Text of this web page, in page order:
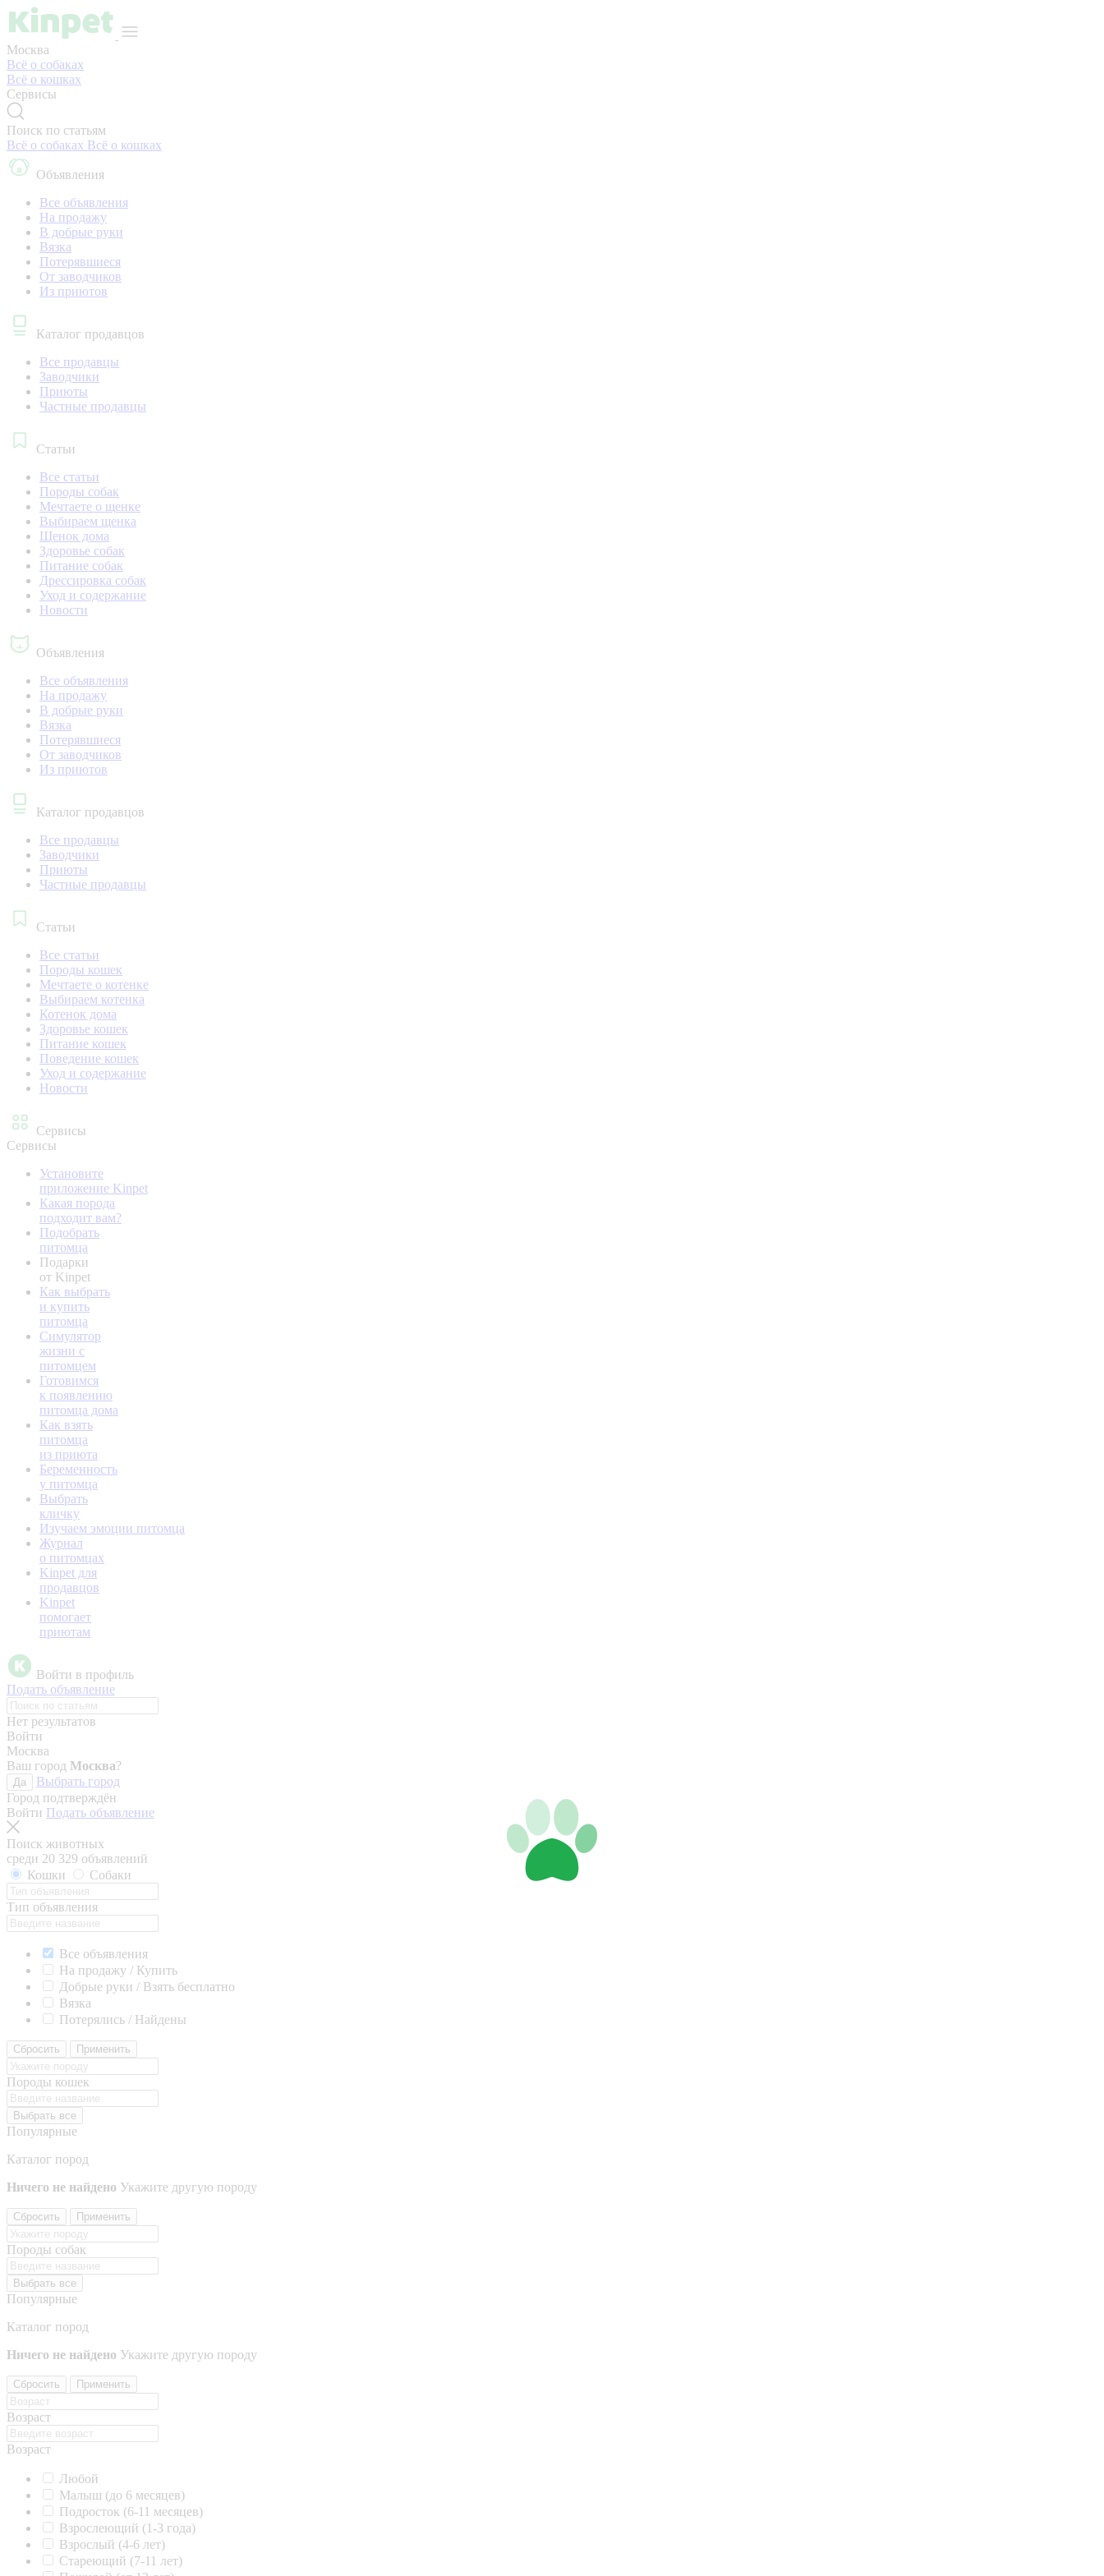
Москва
Всё о собаках
Всё о кошках
Сервисы
Поиск по статьям
Всё о собаках Всё о кошках
Объявления
Все объявления
На продажу
В добрые руки
Вязка
Потерявшиеся
От заводчиков
Из приютов
Каталог продавцов
Все продавцы
Заводчики
Приюты
Частные продавцы
Статьи
Все статьи
Породы собак
Мечтаете о щенке
Выбираем щенка
Щенок дома
Здоровье собак
Питание собак
Дрессировка собак
Уход и содержание
Новости
Объявления
Все объявления
На продажу
В добрые руки
Вязка
Потерявшиеся
От заводчиков
Из приютов
Каталог продавцов
Все продавцы
Заводчики
Приюты
Частные продавцы
Статьи
Все статьи
Породы кошек
Мечтаете о котенке
Выбираем котенка
Котенок дома
Здоровье кошек
Питание кошек
Поведение кошек
Уход и содержание
Новости
Сервисы
Сервисы
Установите
приложение Kinpet
Какая порода
подходит вам?
Подобрать
питомца
Подарки
от Kinpet
Как выбрать
и купить
питомца
Симулятор
жизни с
питомцем
Готовимся
к появлению
питомца дома
Как взять
питомца
из приюта
Беременность
у питомца
Выбрать
кличку
Изучаем эмоции питомца
Журнал
о питомцах
Kinpet для
продавцов
Kinpet
помогает
приютам
Войти в профиль
Подать объявление
Нет результатов
Войти
Москва
Ваш город Москва?
Да
Выбрать город
Город подтверждён
Войти Подать объявление
Поиск животных
среди 20 329 объявлений
Кошки
Собаки
Тип объявления
Все объявления
На продажу / Купить
Добрые руки / Взять бесплатно
Вязка
Потерялись / Найдены
Сбросить Применить
Породы кошек
Выбрать все
Популярные
Каталог пород
Ничего не найдено Укажите другую породу
Сбросить Применить
Породы собак
Выбрать все
Популярные
Каталог пород
Ничего не найдено Укажите другую породу
Сбросить Применить
Возраст
Возраст
Любой
Малыш (до 6 месяцев)
Подросток (6-11 месяцев)
Взрослеющий (1-3 года)
Взрослый (4-6 лет)
Стареющий (7-11 лет)